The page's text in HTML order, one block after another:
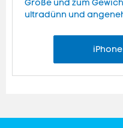
Größe und zum
ultradünn und